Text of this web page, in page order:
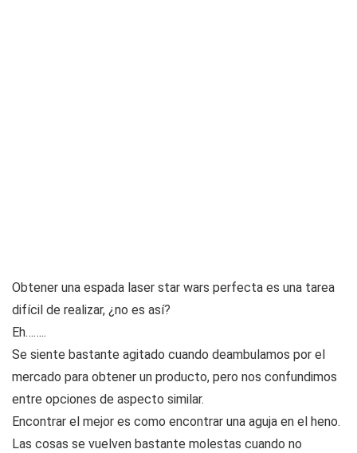
Obtener una espada laser star wars perfecta es una tarea
difícil de realizar, ¿no es así?
Eh……..
Se siente bastante agitado cuando deambulamos por el
mercado para obtener un producto, pero nos confundimos
entre opciones de aspecto similar.
Encontrar el mejor es como encontrar una aguja en el heno.
Las cosas se vuelven bastante molestas cuando no